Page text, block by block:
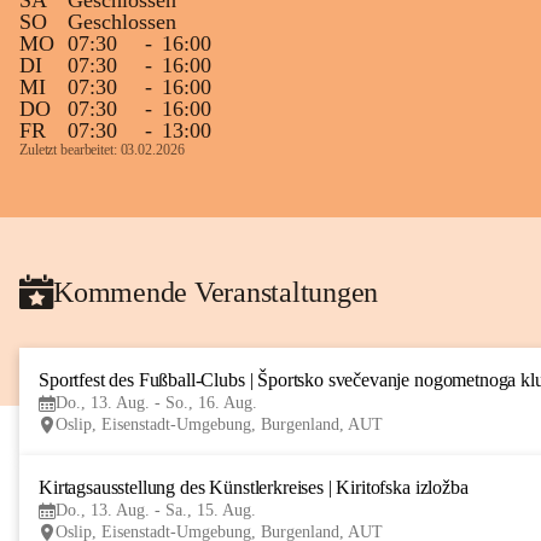
SO
Geschlossen
MO 07:30 - 16:00
DI
07:30 - 16:00
MI
07:30 - 16:00
DO
07:30 - 16:00
FR
07:30 - 13:00
Zuletzt bearbeitet: 03.02.2026
Kommende Veranstaltungen
Sportfest des Fußball-Clubs | Športsko svečevanje nogometnoga
Do., 13. Aug. - So., 16. Aug.
Oslip, Eisenstadt-Umgebung, Burgenland, AUT
Kirtagsausstellung des Künstlerkreises | Kiritofska izložba
Do., 13. Aug. - Sa., 15. Aug.
Oslip, Eisenstadt-Umgebung, Burgenland, AUT